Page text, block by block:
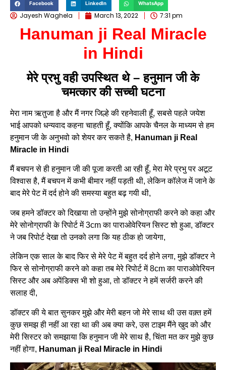
Facebook LinkedIn WhatsApp
Jayesh Waghela March 13, 2022 7:31 pm
Hanuman ji Real Miracle
in Hindi
मेरेप्रभुवहीउपस्थित थे –हनुमानजीके
चमत्कारकीसच्चीघटना
मेरा नाम ऋतुजा है और मैं नगर जिल्हे की रहनेवाली हूँ, सबसे पहले जयेश
भाई आपको धन्यवाद कहना चाहती हूँ, क्योंकि आपके चैनल के माध्यम से हम
हनुमान जी के अनुभवो को शेयर कर सकते है, Hanuman ji Real
Miracle in Hindi
मैं बचपन से ही हनुमान जी की पूजा करती आ रही हूँ, मेरा मेरे प्रभु पर अटूट
विश्वास है, मैं बचपन में कभी बीमार नहीं पड़ती थी, लेकिन कॉलेज में जाने के
बाद मेरे पेट में दर्द होने की समस्या बहुत बढ़ गयी थी,
जब हमने डॉक्टर को दिखाया तो उन्होंने मुझे सोनोग्राफी करने को कहा और
मेरे सोनोग्राफी के रिपोर्ट में 3cm का पाराओवेरियन सिस्ट शो हुआ, डॉक्टर
ने जब रिपोर्ट देखा तो उनको लगा कि यह ठीक हो जायेगा,
लेकिन एक साल के बाद फिर से मेरे पेट में बहुत दर्द होने लगा, मुझे डॉक्टर ने
फिर से सोनोग्राफी करने को कहा तब मेरे रिपोर्ट में 8cm का पाराओवेरियन
सिस्ट और अब अपेंडिक्स भी शो हुआ, तो डॉक्टर ने हमें सर्जरी करने की
सलाह दी,
डॉक्टर की ये बात सुनकर मुझे और मेरी बहन जो मेरे साथ थी उस वक़्त हमें
कुछ समझ ही नहीं आ रहा था की अब क्या करे, उस टाइम मैंने खुद को और
मेरी सिस्टर को समझाया कि हनुमान जी मेरे साथ है, चिंता मत कर मुझे कुछ
नहीं होगा, Hanuman ji Real Miracle in Hindi